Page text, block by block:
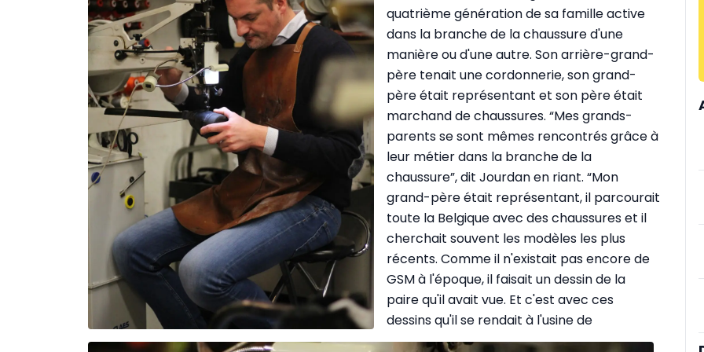
quatrième génération de sa famille active
dans la branche de la chaussure d'une
manière ou d'une autre. Son arrière-grand-
père tenait une cordonnerie, son grand-
père était représentant et son père était
marchand de chaussures. “Mes grands-
parents se sont mêmes rencontrés grâce à
leur métier dans la branche de la
chaussure”, dit Jourdan en riant. “Mon
grand-père était représentant, il parcourait
toute la Belgique avec des chaussures et il
cherchait souvent les modèles les plus
récents. Comme il n'existait pas encore de
GSM à l'époque, il faisait un dessin de la
paire qu'il avait vue. Et c'est avec ces
dessins qu'il se rendait à l'usine de